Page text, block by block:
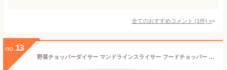
全てのおすすめコメント (1件) >
no. 13
野菜チョッパーダイサー マンドラインスライサー フードチョッパー 野菜スパイラライザー 野菜スライサー オニオンチョッパー サラダチョッパー スライサー 千切り 1台8役 多機能 ハンドガード/卵白分離器付き 送料無料